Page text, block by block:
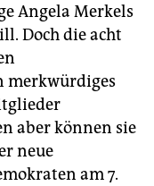
Angela Merkels
Doch die acht
merkwürdiges
aber können sie
neue
am 7.